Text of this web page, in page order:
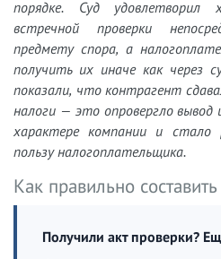
порядке. Суд удовлетворил
встречной проверки
предмету спора, а
получить их иначе как через
показали, что контрагент
налоги — это опровергло вывод
характере компании и
пользу налогоплательщика.
Как правильно
Получили акт проверки?